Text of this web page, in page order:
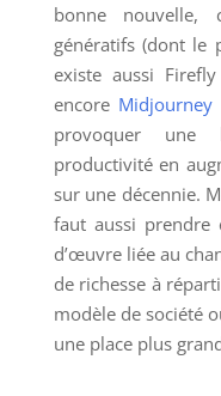
bonne nouvelle,
génératifs (dont le
existe aussi
encore Midjourney
provoquer une
productivité en
sur une décennie.
faut aussi prendre
d’œuvre liée au
de richesse à
modèle de société
une place plus